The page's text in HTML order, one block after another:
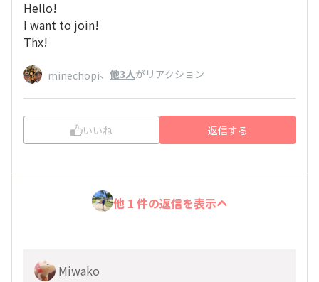
Hello!
I want to join!
Thx!
minechopi、 他3人がリアクション
いいね 返信する
他 1 件の返信を表示
Miwako